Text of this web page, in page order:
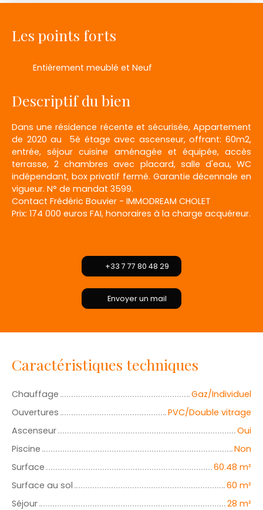
Les points forts
Entièrement meublé et Neuf
Descriptif du bien
Dans une résidence récente et sécurisée, Appartement
de 2020 au 5è étage avec ascenseur, offrant: 60m2,
entrée, séjour cuisine aménagée et équipée, accès
terrasse, 2 chambres avec placard, salle d'eau, WC
indépendant, box privatif fermé. Garantie décennale en
vigueur. N° de mandat 3599.
Contact Frédéric Bouvier - IMMODREAM CHOLET
Prix: 174 000 euros FAI, honoraires à la charge acquéreur.
+33 7 77 80 48 29
Envoyer un mail
Caractéristiques techniques
Chauffage
Gaz/Individuel
Ouvertures
PVC/Double vitrage
Ascenseur
Oui
Piscine
Non
Surface
60.48 m²
Surface au sol
60 m²
Séjour
28 m²